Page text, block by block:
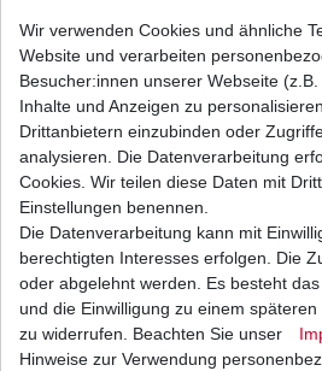
dieser Sulfatkristalle
verlängert somit die
Batterie.
"SUPER MF"
Diese wartungsfreien
Batterien sind so
jeder Lageeingebaut
auslaufen der Säure
in einem großen
-20°C bis +50°C
Wir verwenden Cookies und ähnliche
Website und verarbeiten
Besucher:innen unserer Webseite (z.B.
Inhalte und Anzeigen zu
Drittanbietern einzubinden oder
analysieren. Die Datenverarbeitung
Cookies. Wir teilen diese Daten mit
Einstellungen benennen.
Die Datenverarbeitung kann mit
berechtigten Interesses erfolgen. Die
oder abgelehnt werden. Es besteht
und die Einwilligung zu einem
zu widerrufen. Beachten Sie unser
Hinweise zur Verwendung